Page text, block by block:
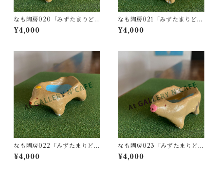
なも陶房020「みずたまりど
うぶつ03」
¥4,000
なも陶房021「みずたまりどう
ぶつ04」
¥4,000
なも陶房022「みずたまりどう
ぶつ05」
¥4,000
なも陶房023「みずたまりどう
ぶつ06」
¥4,000